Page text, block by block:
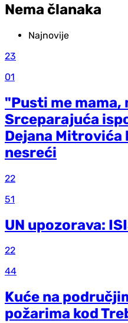
Nema članaka
Najnovije
23
01
"Pusti me mama,
Srceparajuća
Dejana Mitrovića
nesreći
22
51
UN upozorava:
22
44
Kuće na
požarima kod